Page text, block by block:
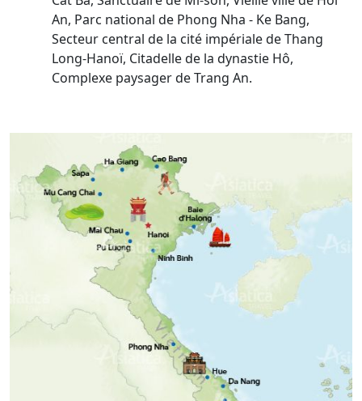
An, Parc national de Phong Nha - Ke Bang,
Secteur central de la cité impériale de Thang
Long-Hanoï, Citadelle de la dynastie Hô,
Complexe paysager de Trang An.